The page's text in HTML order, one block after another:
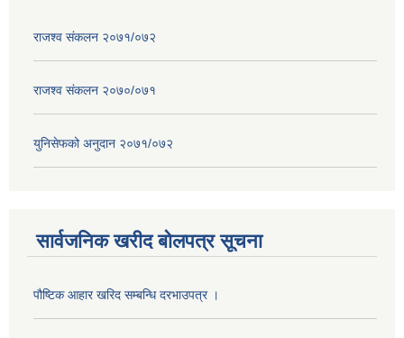
राजश्व संकलन २०७१/०७२
राजश्व संकलन २०७०/०७१
युनिसेफको अनुदान २०७१/०७२
सार्वजनिक खरीद बोलपत्र सूचना
पौष्टिक आहार खरिद सम्बन्धि दरभाउपत्र ।